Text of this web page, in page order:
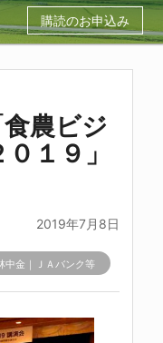
購読のお申込み
農ビジ
１９」
2019年7月8日
中金｜ＪＡバンク等